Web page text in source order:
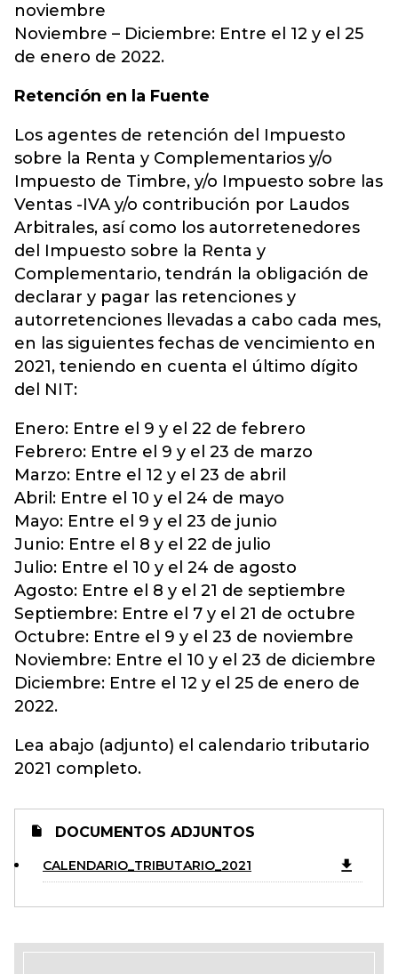
noviembre
Noviembre – Diciembre: Entre el 12 y el 25
de enero de 2022.
Retención en la Fuente
Los agentes de retención del Impuesto
sobre la Renta y Complementarios y/o
Impuesto de Timbre, y/o Impuesto sobre las
Ventas -IVA y/o contribución por Laudos
Arbitrales, así como los autorretenedores
del Impuesto sobre la Renta y
Complementario, tendrán la obligación de
declarar y pagar las retenciones y
autorretenciones llevadas a cabo cada mes,
en las siguientes fechas de vencimiento en
2021, teniendo en cuenta el último dígito
del NIT:
Enero: Entre el 9 y el 22 de febrero
Febrero: Entre el 9 y el 23 de marzo
Marzo: Entre el 12 y el 23 de abril
Abril: Entre el 10 y el 24 de mayo
Mayo: Entre el 9 y el 23 de junio
Junio: Entre el 8 y el 22 de julio
Julio: Entre el 10 y el 24 de agosto
Agosto: Entre el 8 y el 21 de septiembre
Septiembre: Entre el 7 y el 21 de octubre
Octubre: Entre el 9 y el 23 de noviembre
Noviembre: Entre el 10 y el 23 de diciembre
Diciembre: Entre el 12 y el 25 de enero de
2022.
Lea abajo (adjunto) el calendario tributario
2021 completo.
DOCUMENTOS ADJUNTOS
CALENDARIO_TRIBUTARIO_2021